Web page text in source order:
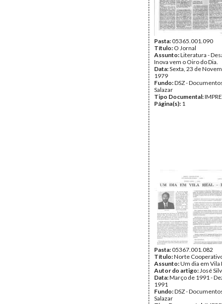
Pasta:05365.001.090
Título: O Jornal
Assunto:Literatura -
Inova vem o Oiro do Dia.
Data:Sexta, 23 de
1979
Fundo:DSZ -
Salazar
Tipo Documental:
Página(s): 1
Pasta:05367.001.082
Título:Norte
Assunto:Um dia em Vila
Autor do artigo:José
Data:Março de 1991 -
1991
Fundo:DSZ -
Salazar